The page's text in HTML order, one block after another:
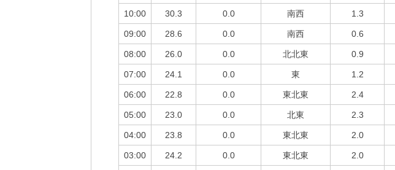
10:00 30.3 0.0 南西 1.3
09:00 28.6 0.0 南西 0.6
08:00 26.0 0.0 北北東 0.9
07:00 24.1 0.0 東 1.2
06:00 22.8 0.0 東北東 2.4
05:00 23.0 0.0 北東 2.3
04:00 23.8 0.0 東北東 2.0
03:00 24.2 0.0 東北東 2.0